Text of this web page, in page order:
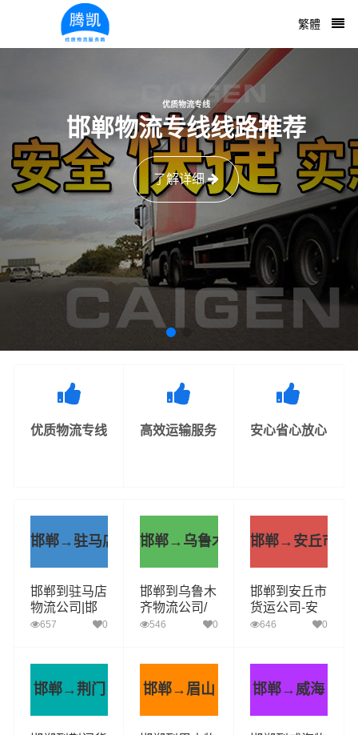
繁體
优质物流专线
邯郸物流专线线路推荐
了解详细
优质物流专线 高效运输服务 安心省心放心
邯郸→驻马店
邯郸到驻马店
物流公司|邯
郸物流至驻马
657 0
邯郸→乌鲁木齐
邯郸到乌鲁木
齐物流公司/
专线 实时反
546 0
邯郸→安丘市
邯郸到安丘市
货运公司-安
丘市到邯郸货
646 0
邯郸→荆门 邯郸→眉山 邯郸→威海